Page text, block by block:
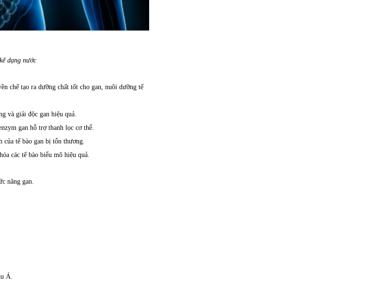
dạng nước
chế tạo ra dưỡng chất tốt cho gan, nuôi dưỡng tế
và giải độc gan hiệu quả.
gan hỗ trợ thanh lọc cơ thể.
tế bào gan bị tổn thương.
các tế bào biểu mô hiệu quả.
năng gan.
Á.